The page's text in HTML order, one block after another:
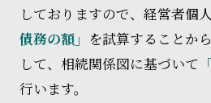
しておりますので、経営者個
債務の額」 を試算することか
して、相続関係図に基づいて
行います。